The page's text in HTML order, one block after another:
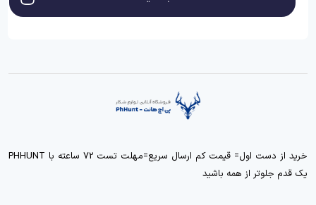
خرید از دست اول= قیمت کم ارسال سریع=مهلت تست 72 ساعته با PHHUNT
یک قدم جلوتر از همه باشید